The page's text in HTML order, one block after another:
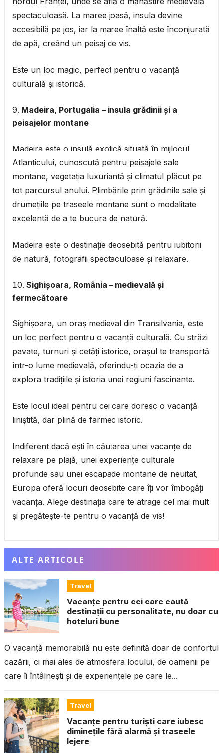
spectaculoasă. La maree joasă, insula devine
accesibilă pe jos, iar la maree înaltă este înconjurată
de apă, creând un peisaj de vis.
Este un loc magic, perfect pentru o vacanță
culturală și istorică.
Madeira, Portugalia – insula grădinii și a
peisajelor montane
Madeira este o insulă exotică situată în mijlocul
Atlanticului, cunoscută pentru peisajele sale
montane, vegetația luxuriantă și climatul plăcut pe
tot parcursul anului. Plimbările prin grădinile sale și
drumețiile pe traseele montane sunt o modalitate
excelentă de a te bucura de natură.
Madeira este o destinație deosebită pentru iubitorii
de natură, fotografii spectaculoase și relaxare.
Sighișoara, România – medievală și
fermecătoare
Sighișoara, un oraș medieval din Transilvania, este
un loc perfect pentru o vacanță culturală. Cu străzi
pavate, turnuri și cetăți istorice, orașul te transportă
într-o lume medievală, oferindu-ți ocazia de a
explora tradițiile și istoria unei regiuni fascinante.
Este locul ideal pentru cei care doresc o vacanță
liniștită, dar plină de farmec istoric.
Indiferent dacă ești în căutarea unei vacanțe de
relaxare pe plajă, unei experiențe culturale
profunde sau unei escapade montane de neuitat,
Europa oferă locuri deosebite care îți vor îmbogăți
vacanța. Alege destinația care te atrage cel mai mult
și pregătește-te pentru o vacanță de vis!
ALTE ARTICOLE
Travel
Vacanțe pentru cei care caută
destinații cu personalitate, nu doar cu
hoteluri bune
O vacanță memorabilă nu este definită doar de confortul
cazării, ci mai ales de atmosfera locului, de oamenii pe
care îi întâlnești și de experiențele pe care le...
Travel
Vacanțe pentru turiști care iubesc
diminețile fără alarmă și traseele
lejere